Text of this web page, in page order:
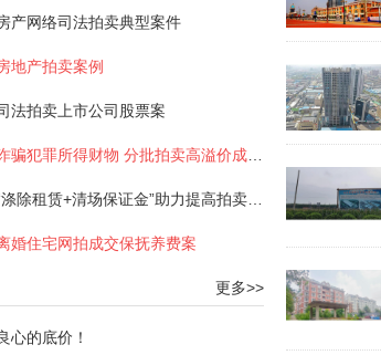
产网络司法拍卖典型案件
地产拍卖案例
法拍卖上市公司股票案
婚住宅网拍成交保抚养费案
更多>>
心的底价！